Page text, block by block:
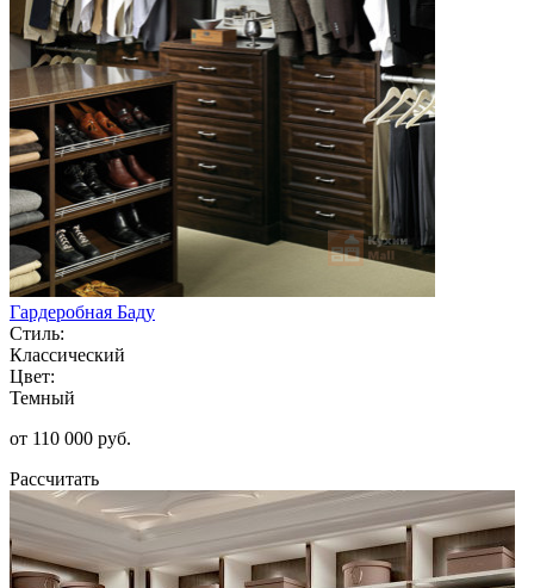
Гардеробная Баду
Стиль:
Классический
Цвет:
Темный
от 110 000 руб.
Рассчитать